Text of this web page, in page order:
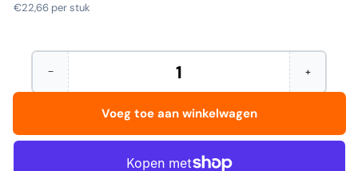
€22,66per stuk
−Aantal
verminderen
Selcassette
Hoeveelheid +Verhoog
het
-
Voeg toe aan winkelwagen